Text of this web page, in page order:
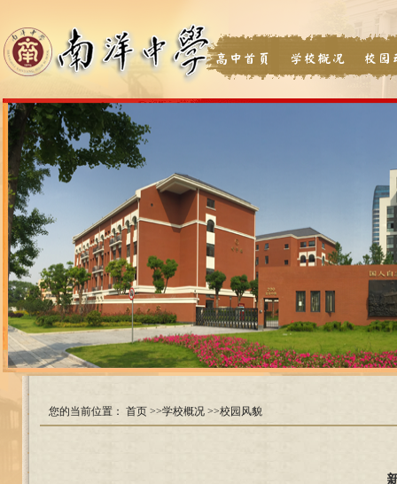
高中首页 学校概况 校园
您的当前位置： 首页 >>学校概况 >>校园风貌